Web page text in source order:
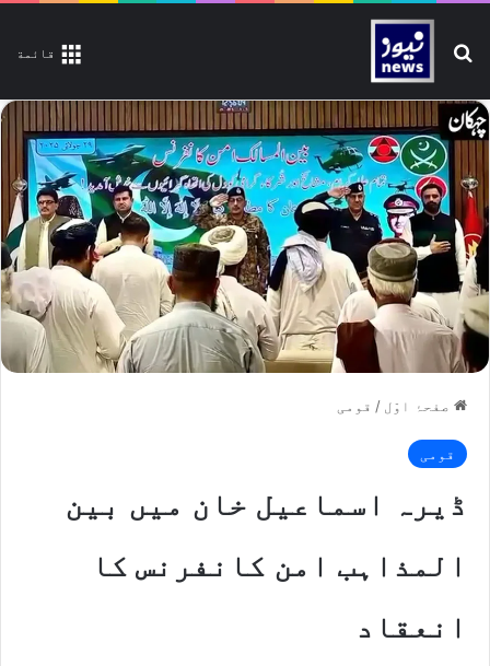
قائمة تلاش کیجیے
صفحۂ اوّل / قومی
قومی
ڈیرہ اسماعیل خان میں بین
المذاہب امن کانفرنس کا
انعقاد